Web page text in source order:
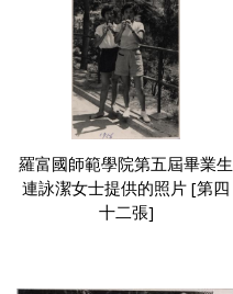
羅富國師範學院第五屆畢業生
連詠潔女士提供的照片 [第四
十二張]